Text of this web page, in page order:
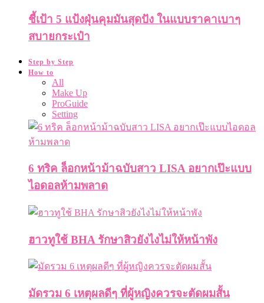
ชี้เป้า 5 แป้งฝุ่นคุมมันสุดปัง ในแบบราคาเบาๆ
สบายกระเป๋า
Step by Step
How to
All
Make Up
ProGuide
Setting
6 ทริค ล็อกหน้าม้าฉบับสาว LISA อยากเป๊ะแบบ
ไอดอลห้ามพลาด
ฮาวทูใช้ BHA รักษาสิวยังไงไม่ให้หน้าพัง
มัดรวม 6 เหตุผลดีๆ ที่ผู้หญิงควรจะตัดผมสั้น